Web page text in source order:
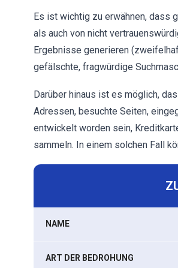
Es ist wichtig zu erwähnen, dass
als auch von nicht
Ergebnisse generieren
gefälschte, fragwürdige
Darüber hinaus ist es möglich,
Adressen, besuchte Seiten,
entwickelt worden sein,
sammeln. In einem solchen Fall
NAME
ART DER BEDROHUNG